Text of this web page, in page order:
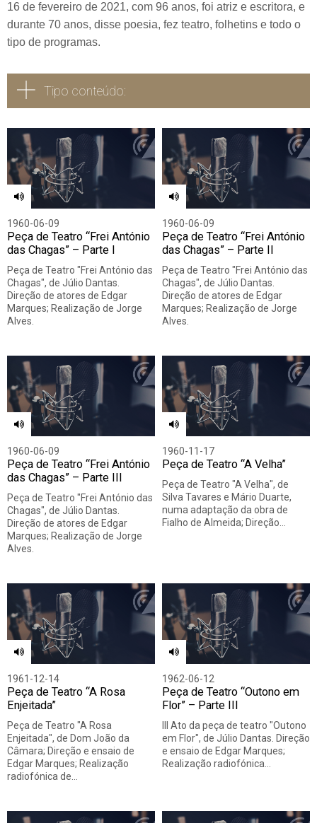
16 de fevereiro de 2021, com 96 anos, foi atriz e escritora, e
durante 70 anos, disse poesia, fez teatro, folhetins e todo o
tipo de programas.
Tipo conteúdo:
Todos Vídeo Áudio
1960-06-09
Peça de Teatro “Frei António
das Chagas” – Parte I
Peça de Teatro "Frei António das
Chagas", de Júlio Dantas.
Direção de atores de Edgar
Marques; Realização de Jorge
Alves.
1960-06-09
Peça de Teatro “Frei António
das Chagas” – Parte II
Peça de Teatro "Frei António das
Chagas", de Júlio Dantas.
Direção de atores de Edgar
Marques; Realização de Jorge
Alves.
1960-06-09
Peça de Teatro “Frei António
das Chagas” – Parte III
Peça de Teatro "Frei António das
Chagas", de Júlio Dantas.
Direção de atores de Edgar
Marques; Realização de Jorge
Alves.
1960-11-17
Peça de Teatro “A Velha”
Peça de Teatro "A Velha", de
Silva Tavares e Mário Duarte,
numa adaptação da obra de
Fialho de Almeida; Direção…
1961-12-14
Peça de Teatro “A Rosa
Enjeitada”
Peça de Teatro "A Rosa
Enjeitada", de Dom João da
Câmara; Direção e ensaio de
Edgar Marques; Realização
radiofónica de…
1962-06-12
Peça de Teatro “Outono em
Flor” – Parte III
III Ato da peça de teatro "Outono
em Flor", de Júlio Dantas. Direção
e ensaio de Edgar Marques;
Realização radiofónica…